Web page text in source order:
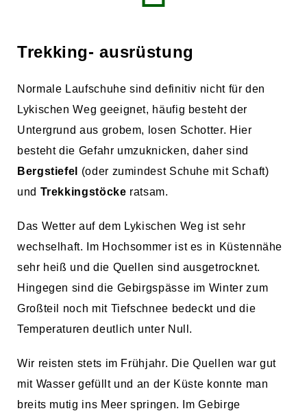
Trekking- ausrüstung
Normale Laufschuhe sind definitiv nicht für den
Lykischen Weg geeignet, häufig besteht der
Untergrund aus grobem, losen Schotter. Hier
besteht die Gefahr umzuknicken, daher sind
Bergstiefel
(oder zumindest Schuhe mit Schaft)
und Trekkingstöcke ratsam.
Das Wetter auf dem Lykischen Weg ist sehr
wechselhaft. Im Hochsommer ist es in Küstennähe
sehr heiß und die Quellen sind ausgetrocknet.
Hingegen sind die Gebirgspässe im Winter zum
Großteil noch mit Tiefschnee bedeckt und die
Temperaturen deutlich unter Null.
Wir reisten stets im Frühjahr. Die Quellen war gut
mit Wasser gefüllt und an der Küste konnte man
breits mutig ins Meer springen. Im Gebirge